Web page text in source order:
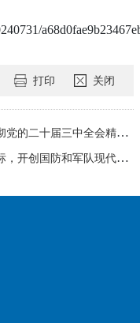
打印 关闭
推动机关党建高质量发展作出重要指示
国防和军队现代化新局面